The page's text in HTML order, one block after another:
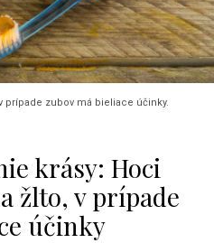
prípade zubov má bieliace účinky.
krásy: Hoci
žlto, v prípade
účinky